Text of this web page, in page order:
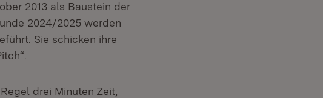
2013 als Baustein der
2024/2025 werden
Sie schicken ihre
drei Minuten Zeit,